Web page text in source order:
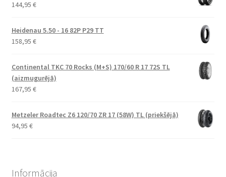
144,95 €
Heidenau 5.50 - 16 82P P29 TT
158,95 €
Continental TKC 70 Rocks (M+S) 170/60 R 17 72S TL
(aizmugurējā)
167,95 €
Metzeler Roadtec Z6 120/70 ZR 17 (58W) TL (priekšējā)
94,95 €
Informācija